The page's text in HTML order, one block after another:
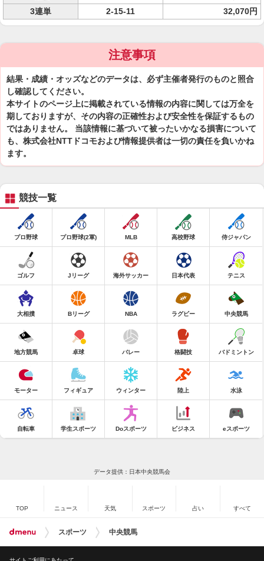
3連単
2-15-11 32,070円
注意事項
結果・成績・オッズなどのデータは、必ず主催者発行のものと照合
し確認してください。
本サイトのページ上に掲載されている情報の内容に関しては万全を
期しておりますが、その内容の正確性および安全性を保証するもの
ではありません。 当該情報に基づいて被ったいかなる損害について
も、株式会社NTTドコモおよび情報提供者は一切の責任を負いかね
ます。
競技一覧
プロ野球 プロ野球(2軍) MLB 高校野球 侍ジャパン
ゴルフ Jリーグ 海外サッカー 日本代表 テニス
大相撲 Bリーグ NBA ラグビー 中央競馬
地方競馬 卓球 バレー 格闘技 バドミントン
モーター フィギュア ウィンター 陸上 水泳
自転車 学生スポーツ Doスポーツ ビジネス eスポーツ
データ提供：日本中央競馬会
TOP ニュース 天気 スポーツ 占い すべて
スポーツ 中央競馬